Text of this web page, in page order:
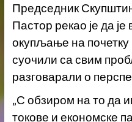
Председник
Пастор рекао је да
окупљање на почетку
суочили са свим
разговарали о
„С обзиром на то да
токове и економске